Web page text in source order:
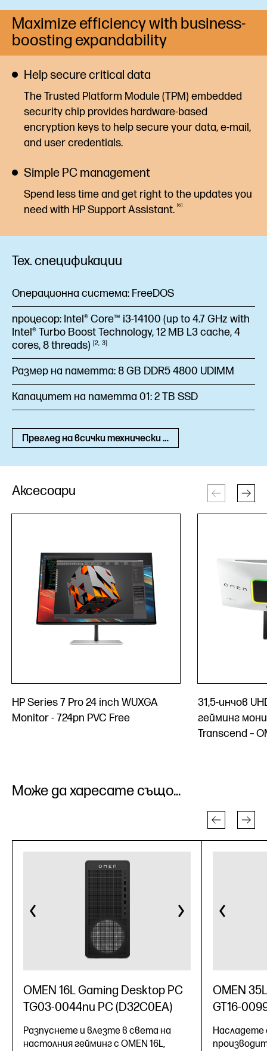
Maximize efficiency with business-
boosting expandability
Help secure critical data
The Trusted Platform Module (TPM) embedded
security chip provides hardware-based
encryption keys to help secure your data, e-mail,
and user credentials.
Simple PC management
Spend less time and get right to the updates you
need with HP SupportAssistant. 6
Тех. спецификации
Операционна система: FreeDOS
процесор: Intel® Core™ i3-14100 (up to 4.7 GHz with
Intel® Turbo Boost Technology, 12 MB L3 cache, 4
cores, 8threads) 2 3
Размер на паметта:8 GB DDR5 4800 UDIMM
Капацитет на паметта 01:2 TB SSD
Преглед на всички технически спецификации
Аксесоари
HP Series 7 Pro 24 inch WUXGA
Monitor - 724pn PVC Free
31,5-инчов
гейминг
Transcend –
Може да харесате също...
OMEN 16L Gaming Desktop PC
TG03-0044nu PC (D32C0EA)
Разпуснете и влезте в света на
настолния гейминг с OMEN 16L,
OMEN
GT16-
Насладете